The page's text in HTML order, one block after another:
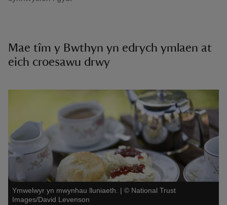
Mae tîm y Bwthyn yn edrych ymlaen at
eich croesawu drwy
Ymwelwyr yn mwynhau lluniaeth. | © National Trust
Images/David Levenson